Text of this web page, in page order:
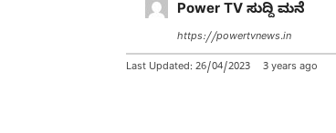
Power TV ಸುದ್ದಿ ಮನೆ
https://powertvnews.in
Last Updated: 26/04/2023 3 years ago